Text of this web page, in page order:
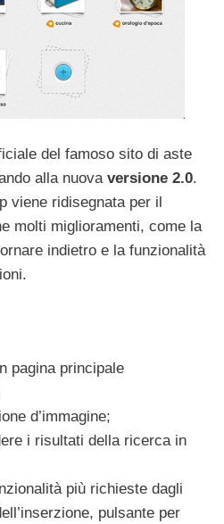
del famoso sito di aste
alla nuova versione 2.0.
viene ridisegnata per il
molti miglioramenti, come la
indietro e la funzionalità
pagina principale
d’immagine;
i risultati della ricerca in
più richieste dagli
pulsante per